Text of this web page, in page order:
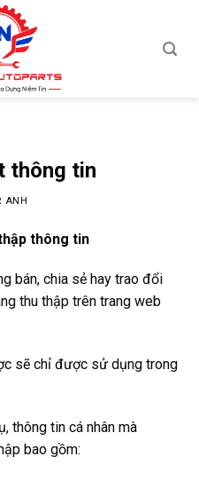
thông tin
ANH
thông tin
bán, chia sẻ hay trao đổi
thu thập trên trang web
sẽ chỉ được sử dụng trong
thông tin cá nhân mà
bao gồm: